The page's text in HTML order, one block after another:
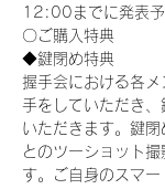
12:00までに発表予
〇ご購入特典
◆鍵閉め特典
握手会における各
手をしていただき
いただきます。鍵
とのツーショット
す。ご自身のスマ